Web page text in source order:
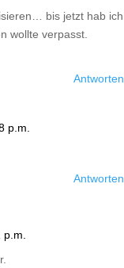
bis jetzt hab ich
wollte verpasst.
Antworten
p.m.
Antworten